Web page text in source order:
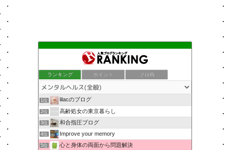
ランキング ポイント ブロ画
1位 lilacのブログ
2位 高齢処女の東京暮らし
3位 和合指圧ブログ
4位 Improve your memory
5位 心と身体の両面から問題解決